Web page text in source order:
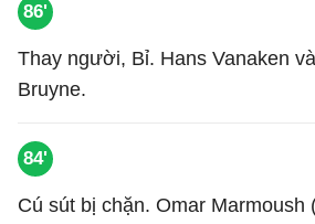
86'
Thay người, Bỉ. Hans Vanaken
Bruyne.
84'
Cú sút bị chặn. Omar Marmoush